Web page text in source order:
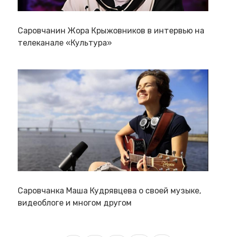
Саровчанин Жора Крыжовников в интервью на
телеканале «Культура»
Саровчанка Маша Кудрявцева о своей музыке,
видеоблоге и многом другом